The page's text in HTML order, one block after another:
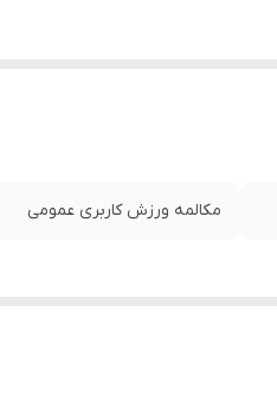
مکالمه ورزش کاربری عمومی